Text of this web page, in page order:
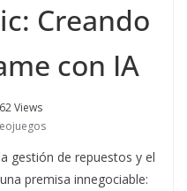
Creando
con IA
Views
gestión de repuestos y el
premisa innegociable: